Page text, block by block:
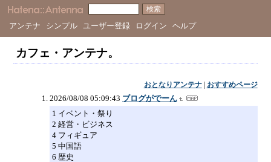
アンテナ シンプル ユーザー登録 ログイン ヘルプ
カフェ・アンテナ。
おとなりアンテナ| おすすめページ
2026/08/08 05:09:43 ブログがでーん
1 イベント・祭り
2 経営・ビジネス
4 フィギュア
5 中国語
6 歴史